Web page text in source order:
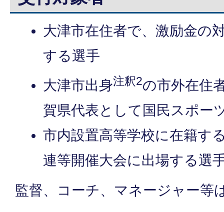
大津市在住者で、激励金の
する選手
大津市出身注釈2の市外在住
賀県代表として国民スポー
市内設置高等学校に在籍す
連等開催大会に出場する選
監督、コーチ、マネージャー等